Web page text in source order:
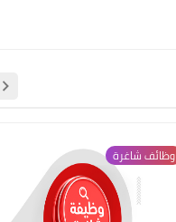
وظائف شاغرة